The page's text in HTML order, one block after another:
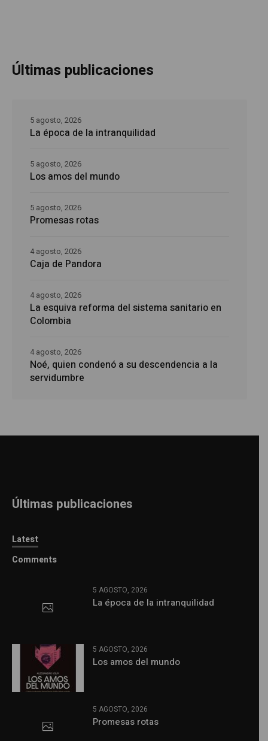
Últimas publicaciones
La época de la intranquilidad
5 agosto, 2026
Los amos del mundo
5 agosto, 2026
Promesas rotas
5 agosto, 2026
Caja de Pandora
4 agosto, 2026
La esquiva reforma del sistema sanitario en
Colombia
4 agosto, 2026
Noé, quien condenó a su descendencia a la
servidumbre
4 agosto, 2026
Últimas publicaciones
Latest
Comments
5 AGOSTO, 2026
La época de la intranquilidad
5 AGOSTO, 2026
Los amos del mundo
5 AGOSTO, 2026
Promesas rotas